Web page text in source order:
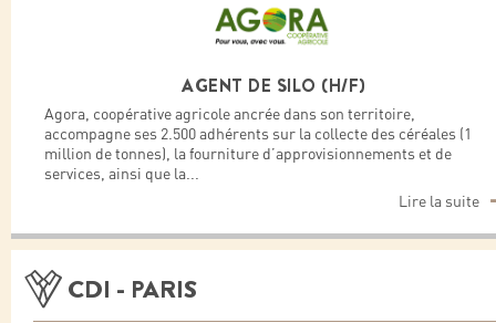
AGENT DE SILO (H/F)
Agora, coopérative agricole ancrée dans son territoire,
accompagne ses 2.500 adhérents sur la collecte des céréales (1
million de tonnes), la fourniture d’approvisionnements et de
services, ainsi que la...
Lire la suite
CDI - PARIS